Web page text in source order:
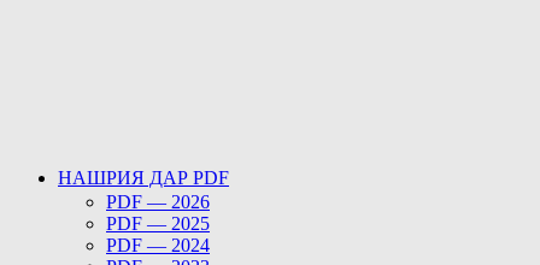
НАШРИЯ ДАР PDF
PDF — 2026
PDF — 2025
PDF — 2024